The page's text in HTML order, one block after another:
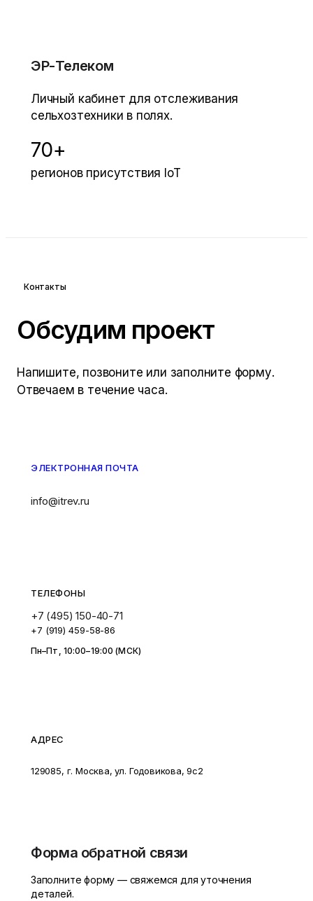
ЭР-Телеком
Личный кабинет для отслеживания
сельхозтехники в полях.
70+
регионов присутствия IoT
Контакты
Обсудим проект
Напишите, позвоните или заполните форму.
Отвечаем в течение часа.
ЭЛЕКТРОННАЯ ПОЧТА
info@itrev.ru
ТЕЛЕФОНЫ
+7 (495) 150-40-71
+7 (919) 459-58-86
Пн–Пт, 10:00–19:00 (МСК)
АДРЕС
129085, г. Москва, ул. Годовикова, 9с2
Форма обратной связи
Заполните форму — свяжемся для уточнения
деталей.